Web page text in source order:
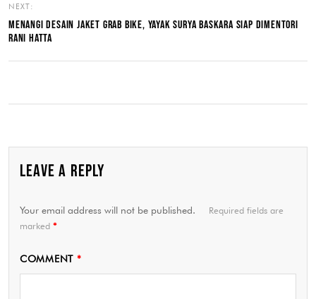
NEXT:
MENANGI DESAIN JAKET GRAB BIKE, YAYAK SURYA BASKARA SIAP DIMENTORI
RANI HATTA
LEAVE A REPLY
Your email address will not be published.
Required fields are
marked *
COMMENT *